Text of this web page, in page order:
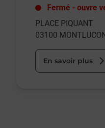
Fermé - ouvre
PLACE PIQUANT
03100
En savoir plus